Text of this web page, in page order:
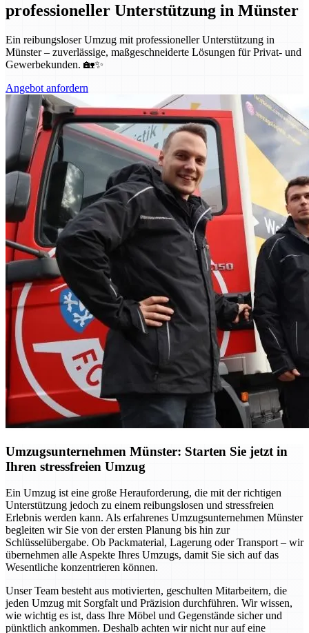
professioneller Unterstützung in Münster
Ein reibungsloser Umzug mit professioneller Unterstützung in
Münster – zuverlässige, maßgeschneiderte Lösungen für Privat- und
Gewerbekunden. 🏡✨
Angebot anfordern
Umzugsunternehmen Münster: Starten Sie jetzt in
Ihren stressfreien Umzug
Ein Umzug ist eine große Herauforderung, die mit der richtigen
Unterstützung jedoch zu einem reibungslosen und stressfreien
Erlebnis werden kann. Als erfahrenes Umzugsunternehmen Münster
begleiten wir Sie von der ersten Planung bis hin zur
Schlüsselübergabe. Ob Packmaterial, Lagerung oder Transport – wir
übernehmen alle Aspekte Ihres Umzugs, damit Sie sich auf das
Wesentliche konzentrieren können.
Unser Team besteht aus motivierten, geschulten Mitarbeitern, die
jeden Umzug mit Sorgfalt und Präzision durchführen. Wir wissen,
wie wichtig es ist, dass Ihre Möbel und Gegenstände sicher und
pünktlich ankommen. Deshalb achten wir nicht nur auf eine